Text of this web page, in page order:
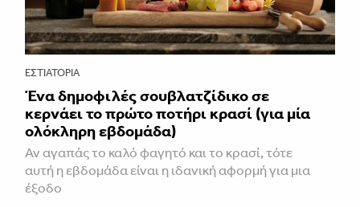
ΕΣΤΙΑΤΌΡΙΑ
Ένα δημοφιλές σουβλατζίδικο σε
κερνάει το πρώτο ποτήρι κρασί (για μία
ολόκληρη εβδομάδα)
Αν αγαπάς το καλό φαγητό και το κρασί, τότε
αυτή η εβδομάδα είναι η ιδανική αφορμή για μια
έξοδο